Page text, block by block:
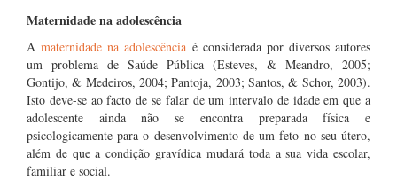
Maternidade na adolescência
Amaternidade na adolescência é considerada por diversos autores
um problema de Saúde Pública (Esteves, & Meandro, 2005;
Gontijo, & Medeiros, 2004; Pantoja, 2003; Santos, & Schor, 2003).
Isto deve-se ao facto de se falar de um intervalo de idade em que a
adolescente ainda não se encontra preparada física e
psicologicamente para o desenvolvimento de um feto no seu útero,
além de que a condição gravídica mudará toda a sua vida escolar,
familiar e social.